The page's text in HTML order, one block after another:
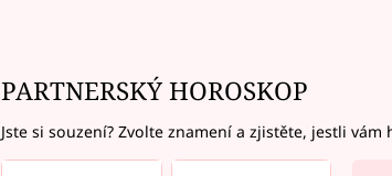
PARTNERSKÝ HOROSKOP
Jste si souzení? Zvolte znamení a zjistěte, jestli vám